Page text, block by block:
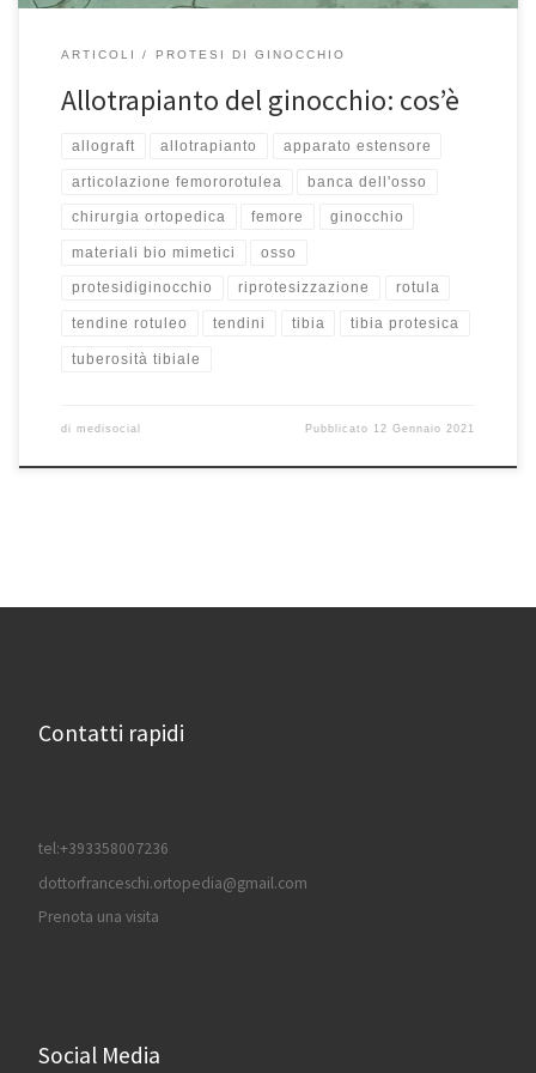
ARTICOLI PROTESI DI GINOCCHIO
Allotrapianto del ginocchio: cos’è
allograft allotrapianto apparato estensore
articolazione femororotulea banca dell'osso
chirurgia ortopedica femore ginocchio
materiali bio mimetici osso
protesidiginocchio riprotesizzazione rotula
tendine rotuleo tendini tibia tibia protesica
tuberosità tibiale
di medisocial Pubblicato 12 Gennaio 2021
Contatti rapidi
tel:+393358007236
dottorfranceschi.ortopedia@gmail.com
Prenota una visita
Social Media